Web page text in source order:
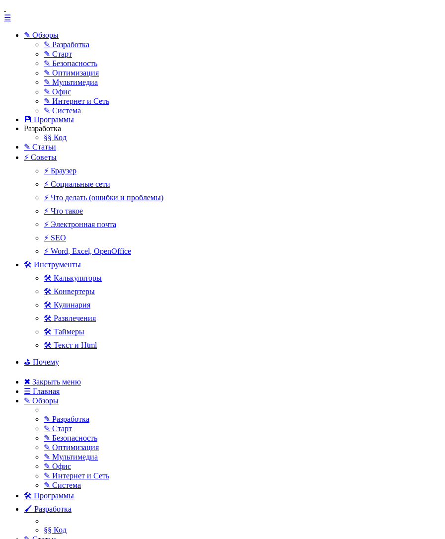
☰
✎ Обзоры
✎ Разработка
✎ Старт
✎ Безопасность
✎ Оптимизация
✎ Мультимедиа
✎ Офис
✎ Интернет и Сеть
✎ Система
💾 Программы
Разработка
§§ Код
✎ Статьи
⚡ Советы
⚡ Браузер
⚡ Социальные сети
⚡ Что делать (ошибки и проблемы)
⚡ Что такое
⚡ Электронная почта
⚡ SEO
⚡ Word, Excel, OpenOffice
🛠 Инструменты
🛠 Калькуляторы
🛠 Конвертеры
🛠 Кулинария
🛠 Развлечения
🛠 Таймеры
🛠 Текст и Html
⛳ Почему
✖ Закрыть меню
☰ Главная
✎ Обзоры
✎ Разработка
✎ Старт
✎ Безопасность
✎ Оптимизация
✎ Мультимедиа
✎ Офис
✎ Интернет и Сеть
✎ Система
🛠 Программы
🖌 Разработка
§§ Код